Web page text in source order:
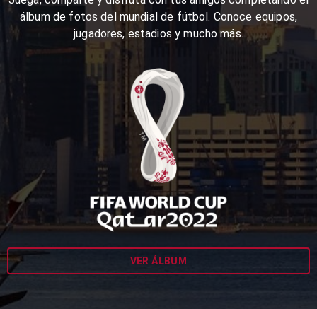
álbum de fotos del mundial de fútbol. Conoce equipos,
jugadores, estadios y mucho más.
VER ÁLBUM